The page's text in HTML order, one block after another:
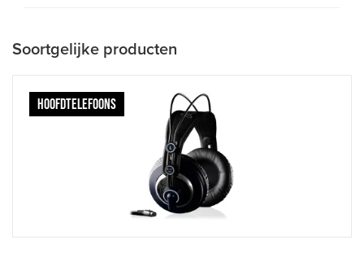
Soortgelijke producten
HOOFDTELEFOONS